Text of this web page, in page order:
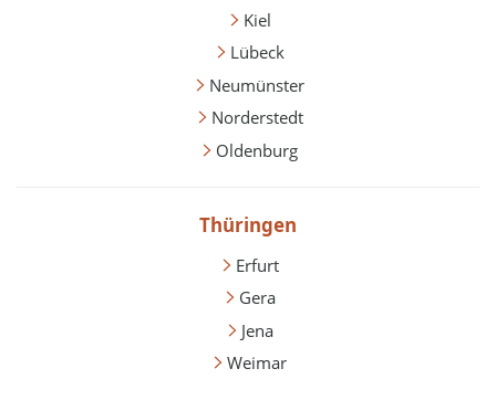
Kiel
Lübeck
Neumünster
Norderstedt
Oldenburg
Thüringen
Erfurt
Gera
Jena
Weimar